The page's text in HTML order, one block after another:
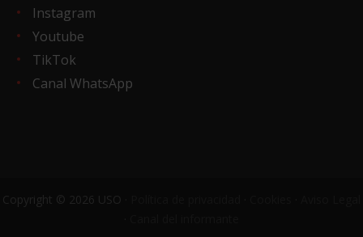
Instagram
Youtube
TikTok
Canal WhatsApp
Copyright © 2026 USO ·